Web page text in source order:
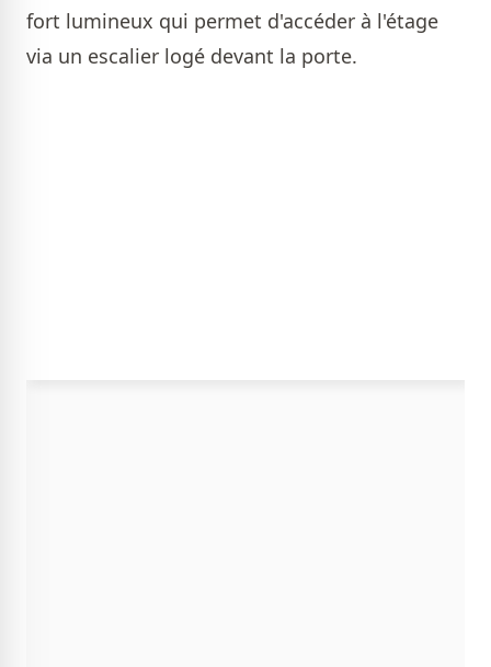
fort lumineux qui permet d'accéder à l'étage
via un escalier logé devant la porte.